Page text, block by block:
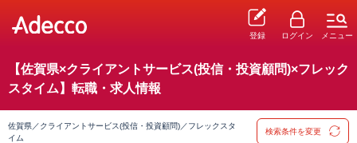
登録 ログイン メニュー
【佐賀県×クライアントサービス(投信・投資顧問)×フレック
スタイム】転職・求人情報
佐賀県／クライアントサービス(投信・投資顧問)／フレックスタ
イム
検索条件を変更